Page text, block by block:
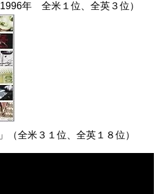
年 全米１位、全英３位）
（全米３１位、全英１８位）